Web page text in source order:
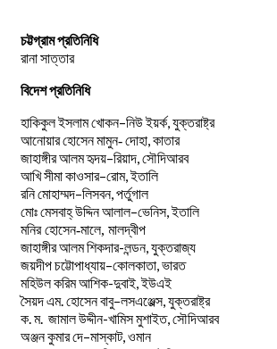
চট্টগ্রাম প্রতিনিধি
রানা সাত্তার
বিদেশ প্রতিনিধি
হাকিকুলইসলামখোকন–নিউইয়র্ক, যুক্তরাষ্ট্র
আনোয়ারহোসেনমামুন-দোহা কাতার
জাহাঙ্গীরআলমহৃদয়–রিয়াদ সৌদিআরব
আখিসীমাকাওসার–রোম,ইতালি
রনিমোহাম্মদ–লিসবন, পর্তুগাল
মোঃমেসবাহ্উদ্দিনআলাল–ভেনিস,ইতালি
মনির হোসেন-মালে, মালদ্বীপ
জাহাঙ্গীর আলম শিকদার-লন্ডন, যুক্তরাজ্য
জয়দীপচট্টোপাধ্যায়–কোলকাতা ভারত
মহিউল করিম আশিক-দুবাই, ইউএই
সৈয়দএম. হোসেনবাবু–লসএঞ্জেল্স, যুক্তরাষ্ট্র
ক ম. জামালউদ্দীন-খামিস মুশাইত, সৌদিআরব
অঞ্জনকুমারদে–মাস্কাট, ওমান